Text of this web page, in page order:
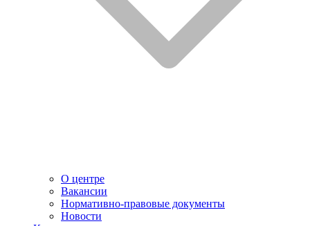
О центре
Вакансии
Нормативно-правовые документы
Новости